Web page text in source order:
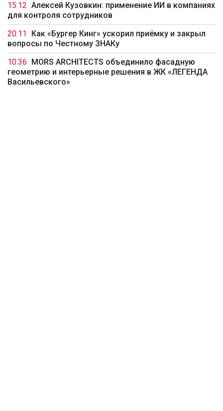
15:12 Алексей Кузовкин: применение ИИ в компаниях
для контроля сотрудников
20:11
Как «Бургер Кинг» ускорил приёмку и закрыл
вопросы по Честному ЗНАКу
10:36
MORS ARCHITECTS объединило фасадную
геометрию и интерьерные решения в ЖК «ЛЕГЕНДА
Васильевского»